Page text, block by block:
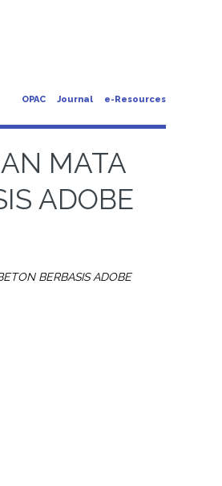
OPAC Journal e-Resources
MATA
ADOBE
BERBASIS ADOBE